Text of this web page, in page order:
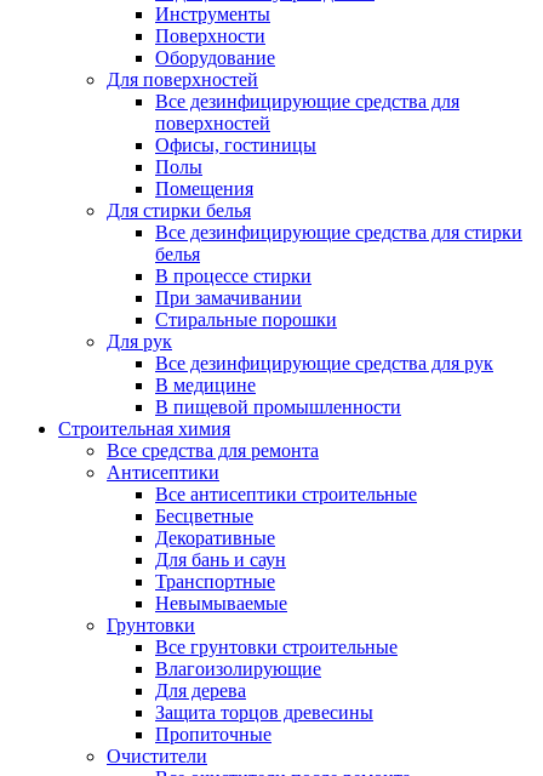
Инструменты
Поверхности
Оборудование
Для поверхностей
Все дезинфицирующие средства для
поверхностей
Офисы, гостиницы
Полы
Помещения
Для стирки белья
Все дезинфицирующие средства для стирки
белья
В процессе стирки
При замачивании
Стиральные порошки
Для рук
Все дезинфицирующие средства для рук
В медицине
В пищевой промышленности
Строительная химия
Все средства для ремонта
Антисептики
Все антисептики строительные
Бесцветные
Декоративные
Для бань и саун
Транспортные
Невымываемые
Грунтовки
Все грунтовки строительные
Влагоизолирующие
Для дерева
Защита торцов древесины
Пропиточные
Очистители